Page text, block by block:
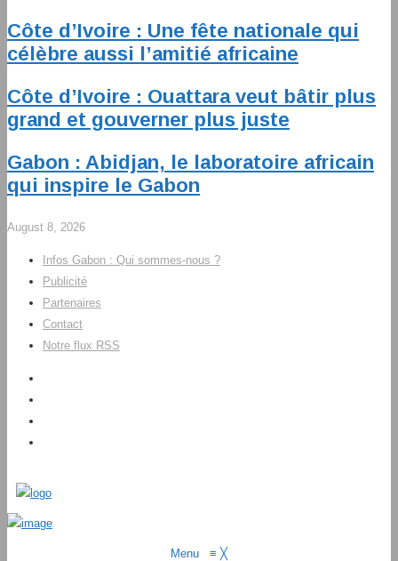
Côte d’Ivoire : Une fête nationale qui
célèbre aussi l’amitié africaine
Côte d’Ivoire : Ouattara veut bâtir plus
grand et gouverner plus juste
Gabon : Abidjan, le laboratoire africain
qui inspire le Gabon
August 8, 2026
Infos Gabon : Qui sommes-nous ?
Publicité
Partenaires
Contact
Notre flux RSS
Menu ≡ ╳